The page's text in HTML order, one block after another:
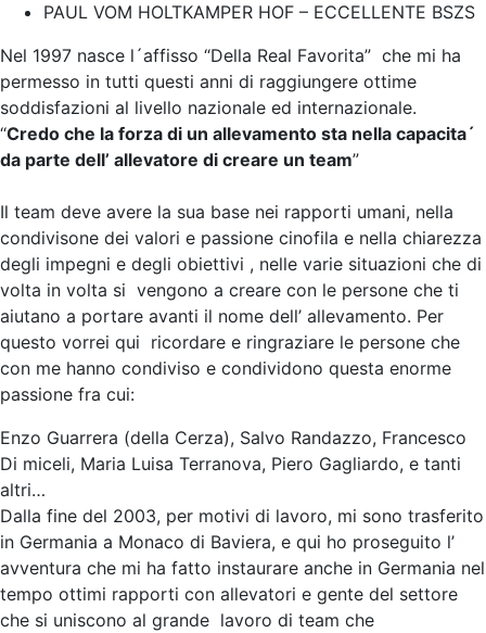
PAUL VOM HOLTKAMPER HOF – ECCELLENTE BSZS
Nel 1997 nasce l´affisso “Della Real Favorita” che mi ha
permesso in tutti questi anni di raggiungere ottime
soddisfazioni al livello nazionale ed internazionale.
“Credo che la forza di un allevamento sta nella capacita´
da parte dell’ allevatore di creare un team”
Il team deve avere la sua base nei rapporti umani, nella
condivisone dei valori e passione cinofila e nella chiarezza
degli impegni e degli obiettivi , nelle varie situazioni che di
volta in volta si vengono a creare con le persone che ti
aiutano a portare avanti il nome dell’ allevamento. Per
questo vorrei qui ricordare e ringraziare le persone che
con me hanno condiviso e condividono questa enorme
passione fra cui:
Enzo Guarrera (della Cerza), Salvo Randazzo, Francesco
Di miceli, Maria Luisa Terranova, Piero Gagliardo, e tanti
altri…
Dalla fine del 2003, per motivi di lavoro, mi sono trasferito
in Germania a Monaco di Baviera, e qui ho proseguito l’
avventura che mi ha fatto instaurare anche in Germania nel
tempo ottimi rapporti con allevatori e gente del settore
che si uniscono al grande lavoro di team che